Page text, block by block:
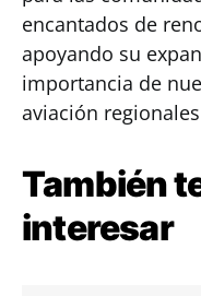
encantados de
apoyando su
importancia de
aviación
También
interesar